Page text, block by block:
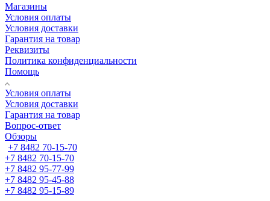
Магазины
Условия оплаты
Условия доставки
Гарантия на товар
Реквизиты
Политика конфиденциальности
Помощь
Условия оплаты
Условия доставки
Гарантия на товар
Вопрос-ответ
Обзоры
+7 8482 70-15-70
+7 8482 70-15-70
+7 8482 95-77-99
+7 8482 95-45-88
+7 8482 95-15-89